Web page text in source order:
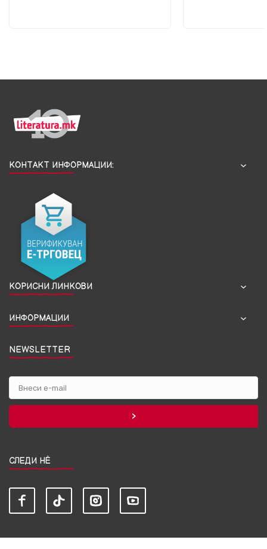
КОНТАКТ ИНФОРМАЦИИ:
КОРИСНИ ЛИНКОВИ
ИНФОРМАЦИИ
NEWSLETTER
СЛЕДИ НЀ